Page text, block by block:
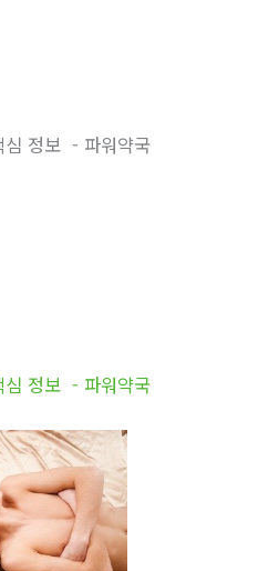
심 정보 - 파워약국
심 정보 - 파워약국